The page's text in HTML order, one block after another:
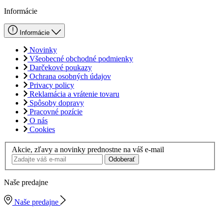
Informácie
Informácie
Novinky
Všeobecné obchodné podmienky
Darčekové poukazy
Ochrana osobných údajov
Privacy policy
Reklamácia a vrátenie tovaru
Spôsoby dopravy
Pracovné pozície
O nás
Cookies
Akcie, zľavy a novinky prednostne na váš e-mail
Odoberať
Naše predajne
Naše predajne